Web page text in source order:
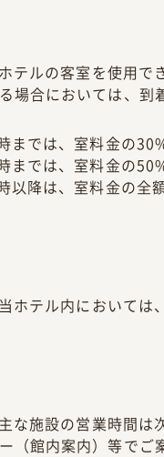
テルの客室を使用
場合においては、
までは、室料金の
までは、室料金の
以降は、室料金の全
ホテル内においては
な施設の営業時間は
（館内案内）等でご